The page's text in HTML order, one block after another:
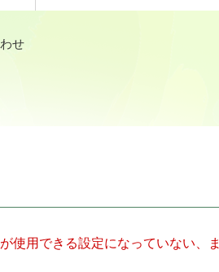
せ
使用できる設定になっていない